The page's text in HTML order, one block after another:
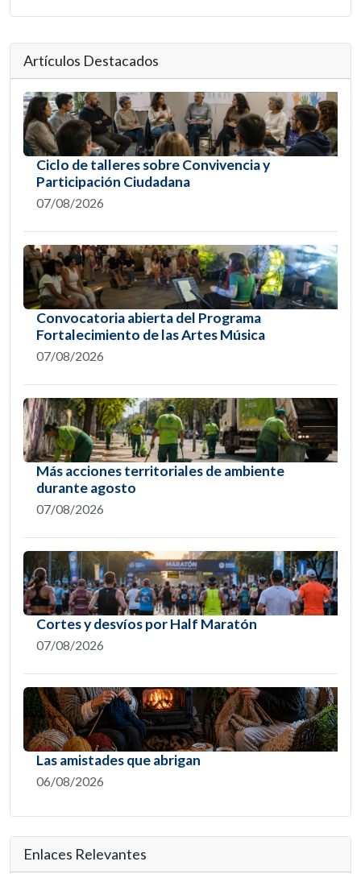
Artículos Destacados
Ciclo de talleres sobre Convivencia y
Participación Ciudadana
07/08/2026
Convocatoria abierta del Programa
Fortalecimiento de las Artes Música
07/08/2026
Más acciones territoriales de ambiente
durante agosto
07/08/2026
Cortes y desvíos por Half Maratón
07/08/2026
Las amistades que abrigan
06/08/2026
Enlaces Relevantes